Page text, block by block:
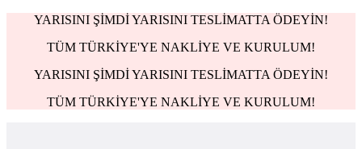
YARISINI ŞİMDİ YARISINI TESLİMATTA ÖDEYİN!
TÜM TÜRKİYE'YE NAKLİYE VE KURULUM!
YARISINI ŞİMDİ YARISINI TESLİMATTA ÖDEYİN!
TÜM TÜRKİYE'YE NAKLİYE VE KURULUM!